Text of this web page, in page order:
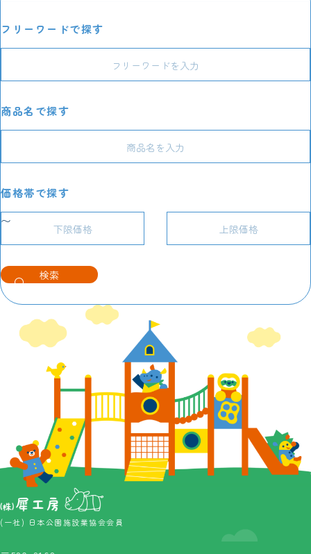
フリーワードで探す
商品名で探す
価格帯で探す
(一社) 日本公園施設業協会会員